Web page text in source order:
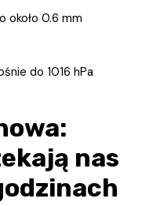
około 0.6 mm
do 1016 hPa
nas